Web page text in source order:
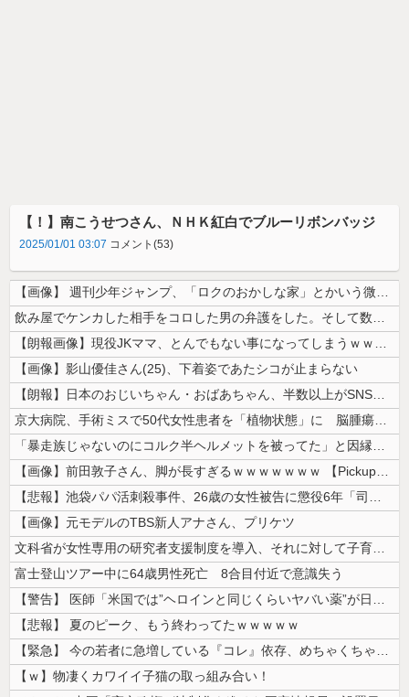
【！】南こうせつさん、ＮＨＫ紅白でブルーリボンバッジ
2025/01/01 03:07 コメント(53)
【画像】 週刊少年ジャンプ、「ロクのおかしな家」とかいう微妙な漫画を巻...
飲み屋でケンカした相手をコロした男の弁護をした。そして数年後、因果応報...
【朗報画像】現役JKママ、とんでもない事になってしまうｗｗｗｗｗｗｗｗ...
【画像】影山優佳さん(25)、下着姿であたシコが止まらない
【朗報】日本のおじいちゃん・おばあちゃん、半数以上がSNSを使いこなし...
京大病院、手術ミスで50代女性患者を「植物状態」に 脳腫瘍摘出手術で腫...
「暴走族じゃないのにコルク半ヘルメットを被ってた」と因縁つけて暴行 少...
【画像】前田敦子さん、脚が長すぎるｗｗｗｗｗｗｗ 【Pickup070...
【悲報】池袋パパ活刺殺事件、26歳の女性被告に懲役6年「司法の女割」批...
【画像】元モデルのTBS新人アナさん、プリケツ
文科省が女性専用の研究者支援制度を導入、それに対して子育て負担に苦しむ...
富士登山ツアー中に64歳男性死亡 8合目付近で意識失う
【警告】 医師「米国では”ヘロインと同じくらいヤバい薬”が日本では平気...
【悲報】 夏のピーク、もう終わってたｗｗｗｗｗ
【緊急】 今の若者に急増している『コレ』依存、めちゃくちゃ深刻な模様w...
【ｗ】物凄くカワイイ子猫の取っ組み合い！